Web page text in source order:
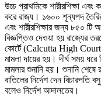
উচ্চ প্রাথমিকে শারীরশিক্ষা
করে রাজ্য। ১৬০০ শূন্যপদ তৈরির
এবং শারীরশিক্ষার জন্য ৮৫০
বিজ্ঞপ্তিও দেওয়া হয় রাজ্যের
কোর্টে (Calcutta High
মামলা দায়ের হয়। দীর্ঘ সময়
মামলার শুনানি হয়। শুনানি
বাতিলের নির্দেশ দেন
বলেও নির্দেশ আদালতের।